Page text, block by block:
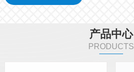
产品中心
PRODUCTS